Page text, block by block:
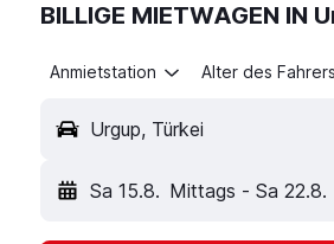
BILLIGE MIETWAGEN IN
Anmietstation Alter des
Urgup, Türkei
Sa 15.8. Mittags - Sa 22.8.